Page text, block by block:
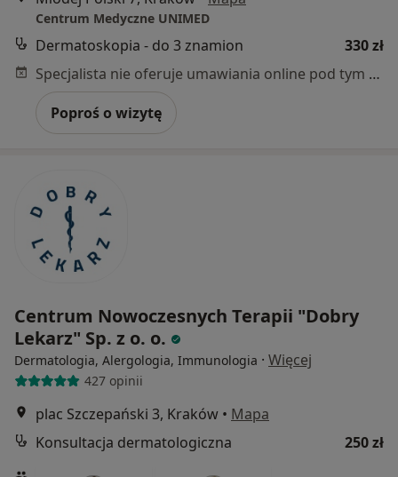
Centrum Medyczne UNIMED
Dermatoskopia - do 3 znamion
330 zł
Specjalista nie oferuje umawiania online pod tym adresem.
Poproś o wizytę
Centrum Nowoczesnych Terapii "Dobry
Lekarz" Sp. z o. o.
Dermatologia, Alergologia, Immunologia · Więcej
427 opinii
plac Szczepański 3, Kraków • Mapa
Konsultacja dermatologiczna
250 zł